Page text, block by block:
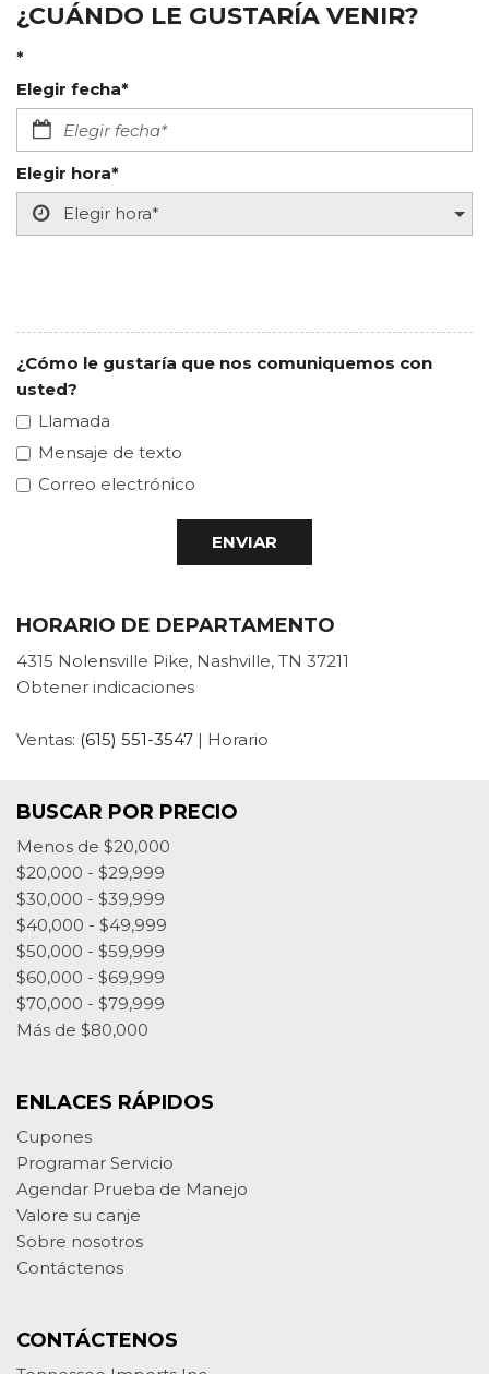
¿CUÁNDO LE GUSTARÍA VENIR?
*
Elegir fecha*
Elegir hora*
¿Cómo le gustaría que nos comuniquemos con
usted?
Llamada
Mensaje de texto
Correo electrónico
ENVIAR
HORARIO DE DEPARTAMENTO
4315 Nolensville Pike, Nashville, TN 37211
Obtener indicaciones
Ventas: (615) 551-3547 | Horario
BUSCAR POR PRECIO
Menos de $20,000
$20,000 - $29,999
$30,000 - $39,999
$40,000 - $49,999
$50,000 - $59,999
$60,000 - $69,999
$70,000 - $79,999
Más de $80,000
ENLACES RÁPIDOS
Cupones
Programar Servicio
Agendar Prueba de Manejo
Valore su canje
Sobre nosotros
Contáctenos
CONTÁCTENOS